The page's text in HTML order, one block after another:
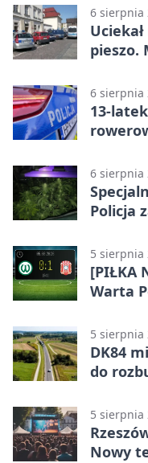
6 sierpnia
pieszo.
6 sierpnia
13-
6 sierpnia
Policja
5 sierpnia
[PIŁKA
Warta
5 sierpnia
DK84
do
5 sierpnia
Nowy